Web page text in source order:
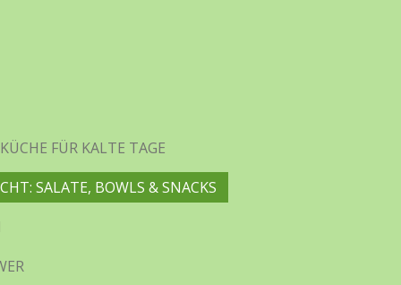
FÜR KALTE TAGE
SALATE, BOWLS & SNACKS